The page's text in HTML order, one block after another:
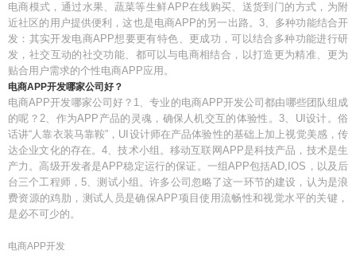
电商模式，通过水果、蔬菜等生鲜APP在线购买、送货到门的方式，为附
近社区的用户提供便利，这也是电商APP的另一出路。3、多种功能结合开
发：其实开发电商APP想要更有特色、更成功，可以结合多种功能进行研
发，社交互动的社交功能、都可以与电商相结合，以打造更为精准、更为
贴合用户需求的个性电商APP应用。
电商APP开发哪家公司好？
电商APP开发哪家公司好？1、专业的电商APP开发公司都由哪些团队组成
的呢？2、作为APP产品的灵魂，确保人机交互的体验性。3、UI设计。俗
话讲“人靠衣装马靠鞍”，UI设计师在产品体验性的基础上加上视觉美感，传
达企业文化的存在。4、技术小组。移动互联网APP是科技产品，技术是生
产力。高级开发者是APP稳定运行的保证。一组APP包括AD,IOS，以及后
台三个工程师，5、测试小组。许多公司忽略了这一环节的建设，认为是浪
费资源的鸡肋，测试人员是确保APP项目使用流畅性和视觉水平的关键，
是必不可少的。
电商APP开发